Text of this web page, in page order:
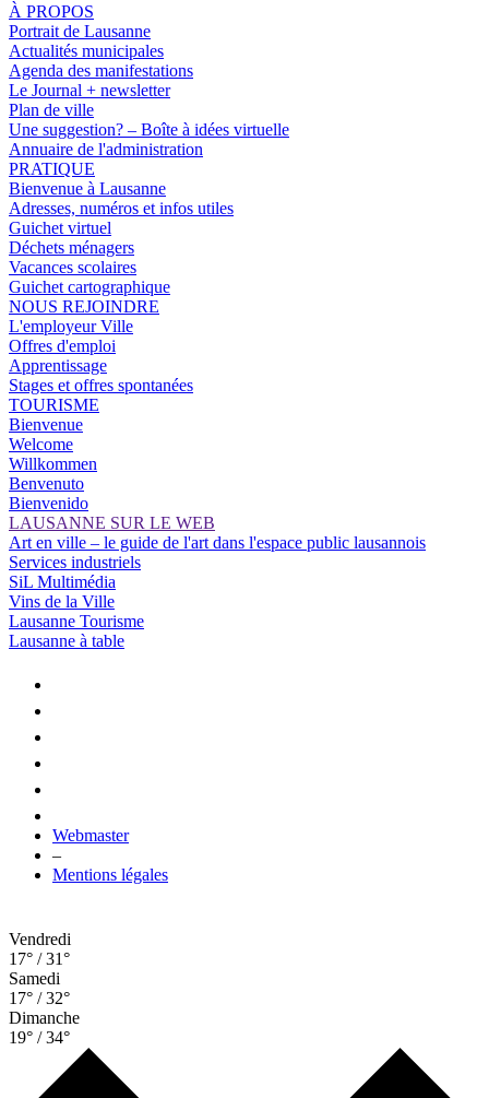
À PROPOS
Portrait de Lausanne
Actualités municipales
Agenda des manifestations
Le Journal + newsletter
Plan de ville
Une suggestion? – Boîte à idées virtuelle
Annuaire de l'administration
PRATIQUE
Bienvenue à Lausanne
Adresses, numéros et infos utiles
Guichet virtuel
Déchets ménagers
Vacances scolaires
Guichet cartographique
NOUS REJOINDRE
L'employeur Ville
Offres d'emploi
Apprentissage
Stages et offres spontanées
TOURISME
Bienvenue
Welcome
Willkommen
Benvenuto
Bienvenido
LAUSANNE SUR LE WEB
Art en ville – le guide de l'art dans l'espace public lausannois
Services industriels
SiL Multimédia
Vins de la Ville
Lausanne Tourisme
Lausanne à table
Webmaster
–
Mentions légales
Vendredi
17° / 31°
Samedi
17° / 32°
Dimanche
19° / 34°